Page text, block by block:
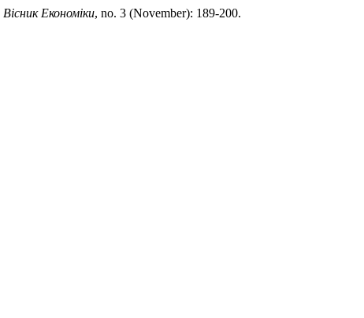
Вісник Економіки, no. 3 (November): 189-200.